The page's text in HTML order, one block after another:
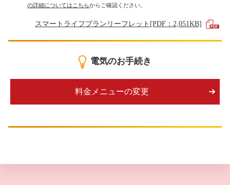
の詳細についてはこちらからご確認ください。
スマートライフプランリーフレット[PDF：2,051KB]
電気のお手続き
料金メニューの変更